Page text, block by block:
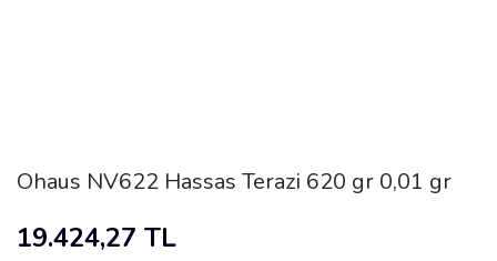
Ohaus NV622 Hassas Terazi 620 gr 0,01 gr
19.424,27 TL